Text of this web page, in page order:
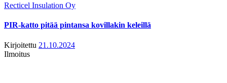
Recticel Insulation Oy
PIR-katto pitää pintansa kovillakin keleillä
Kirjoitettu 21.10.2024
Ilmoitus